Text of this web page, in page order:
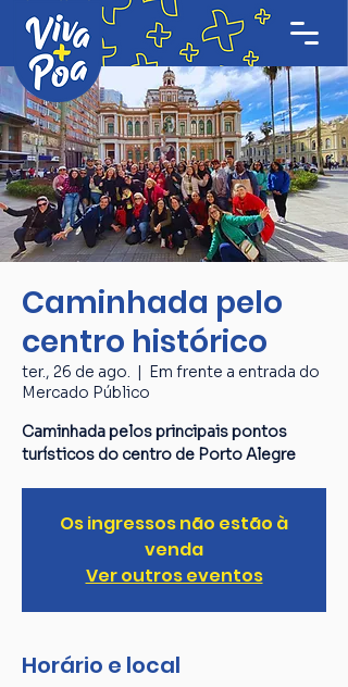
Caminhada pelo
centro histórico
ter., 26 de ago.
  |
Em frente a entrada do
Mercado Público
Caminhada pelos principais pontos
turísticos do centro de Porto Alegre
Os ingressos não estão à
venda
Ver outros eventos
Horário e local